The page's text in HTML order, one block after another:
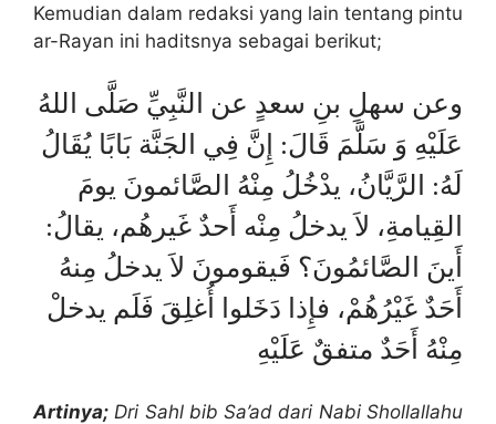
Kemudian dalam redaksi yang lain tentang pintu
ar-Rayan ini haditsnya sebagai berikut;
وعن سهلِ بنِ سعدٍ عن النَّبِيِّ صَلَّى اللهُ
عَلَيْهِ وَ سَلَّمَ قَالَ: إِنَّ فِي الجَنَّة بَابًا يُقَالُ
لَهُ: الرَّيَّانُ، يدْخُلُ مِنْهُ الصَّائمونَ يومَ
القِيامةِ، لاَ يدخلُ مِنْه أَحدٌ غَيرهُم، يقالُ:
أَينَ الصَّائمُونَ؟ فَيقومونَ لاَ يدخلُ مِنهُ
أَحَدٌ غَيْرُهُمْ، فإِذا دَخَلوا أُغلِقَ فَلَم يدخلْ
مِنْهُ أَحَدٌ متفقٌ عَلَيْهِ
Artinya; Dri Sahl bib Sa’ad dari Nabi Shollallahu